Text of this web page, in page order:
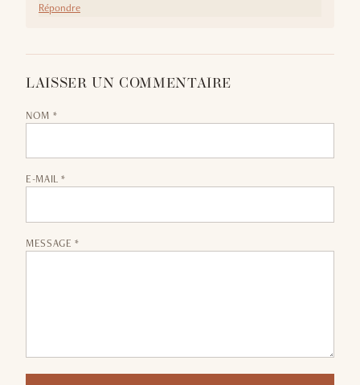
Répondre
LAISSER UN COMMENTAIRE
NOM *
E-MAIL *
MESSAGE *